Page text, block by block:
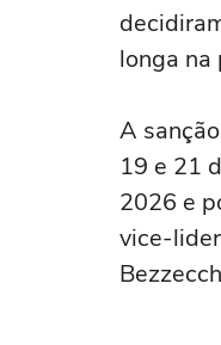
longa na
A
19 e 21
2026 e
vice-